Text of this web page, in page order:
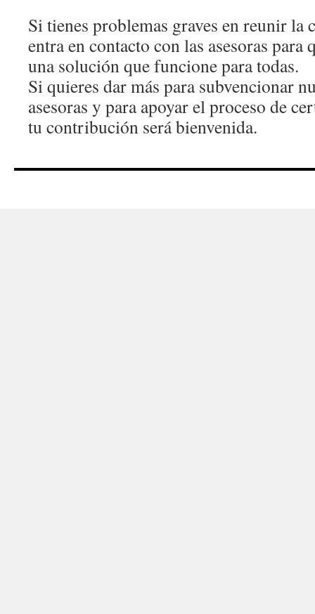
Si tienes problemas graves en reunir la
entra en contacto con las asesoras para
una solución que funcione para todas.
Si quieres dar más para subvencionar
asesoras y para apoyar el proceso de
tu contribución será bienvenida.